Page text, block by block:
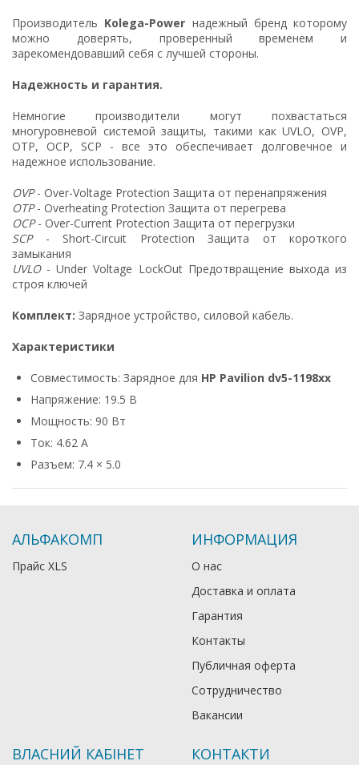
Производитель Kolega-Power надежный бренд которому
можно доверять, проверенный временем и
зарекомендовавший себя с лучшей стороны.
Надежность и гарантия.
Немногие производители могут похвастаться
многуровневой системой защиты, такими как UVLO, OVP,
OTP, OCP, SCP - все это обеспечивает долговечное и
надежное использование.
OVP- Over-Voltage Protection Защита от перенапряжения
OTP- Overheating Protection Защита от перегрева
OCP- Over-Current Protection Защита от перегрузки
SCP- Short-Circuit Protection Защита от короткого
замыкания
UVLO- Under Voltage LockOut Предотвращение выхода из
строя ключей
Комплект: Зарядное устройство, силовой кабель.
Характеристики
Совместимость: Зарядное для HP Pavilion dv5-1198xx
Напряжение: 19.5 В
Мощность: 90 Вт
Ток: 4.62 А
Разъем: 7.4 × 5.0
АЛЬФАКОМП
Прайс XLS
ИНФОРМАЦИЯ
О нас
Доставка и оплата
Гарантия
Контакты
Публичная оферта
Сотрудничество
Вакансии
ВЛАСНИЙ КАБІНЕТ КОНТАКТИ